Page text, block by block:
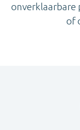
onverklaarbare
of